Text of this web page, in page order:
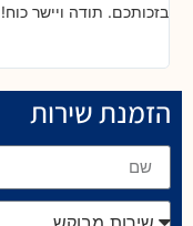
בזכותכם. תודה ויישר
הזמנת שירות